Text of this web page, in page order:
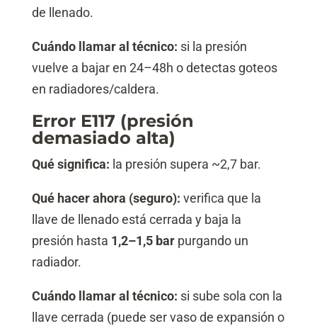
de llenado.
Cuándo llamar al técnico: si la presión
vuelve a bajar en 24–48h o detectas goteos
en radiadores/caldera.
Error E117 (presión
demasiado alta)
Qué significa: la presión supera ~2,7 bar.
Qué hacer ahora (seguro): verifica que la
llave de llenado está cerrada y baja la
presión hasta 1,2–1,5 barpurgando un
radiador.
Cuándo llamar al técnico: si sube sola con la
llave cerrada (puede ser vaso de expansión o